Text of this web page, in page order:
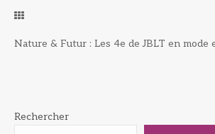
Nature & Futur : Les 4e de JBLT en mode
Rechercher